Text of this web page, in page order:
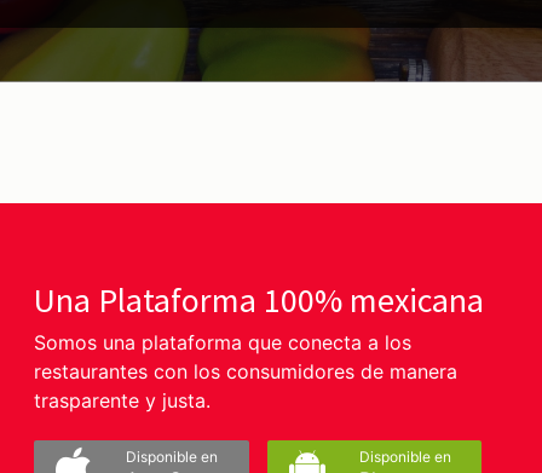
Una Plataforma 100% mexicana
Somos una plataforma que conecta a los
restaurantes con los consumidores de manera
trasparente y justa.
Disponible en Disponible en